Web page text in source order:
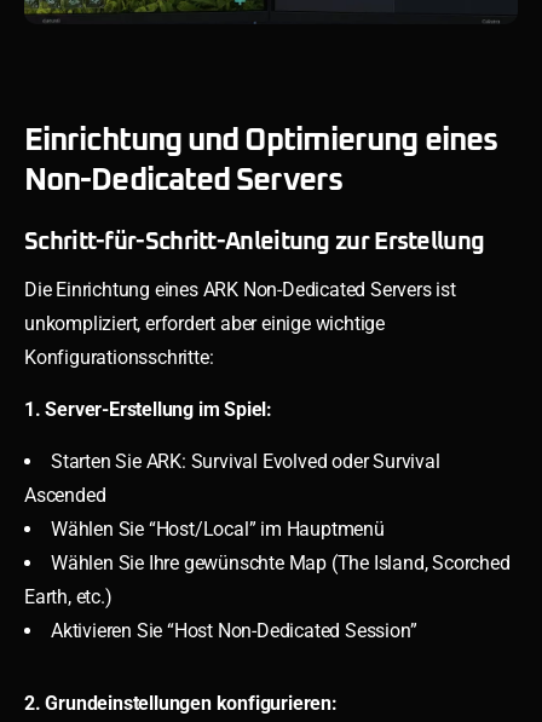
Einrichtung und Optimierung eines
Non-Dedicated Servers
Schritt-für-Schritt-Anleitung zur Erstellung
Die Einrichtung eines ARK Non-Dedicated Servers ist
unkompliziert, erfordert aber einige wichtige
Konfigurationsschritte:
1. Server-Erstellung im Spiel:
Starten Sie ARK: Survival Evolved oder Survival
Ascended
Wählen Sie “Host/Local” im Hauptmenü
Wählen Sie Ihre gewünschte Map (The Island, Scorched
Earth, etc.)
Aktivieren Sie “Host Non-Dedicated Session”
2. Grundeinstellungen konfigurieren: